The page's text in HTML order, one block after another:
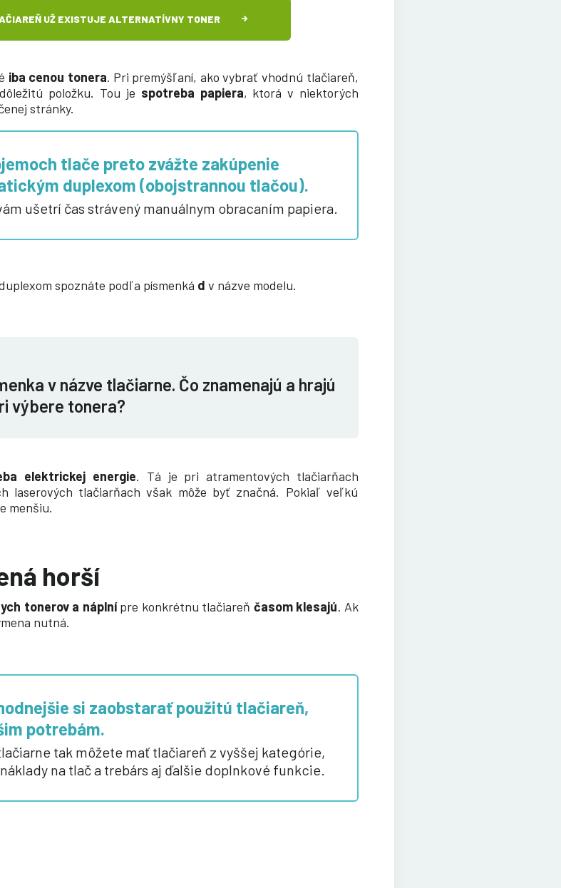
UŽ EXISTUJE ALTERNATÍVNY TONER
iba cenou tonera. Pri premýšľaní, ako vybrať vhodnú tlačiareň,
položku. Tou je spotreba papiera, ktorá v niektorých
stránky.
tlače preto zvážte zakúpenie
duplexom (obojstrannou tlačou).
ušetrí čas strávený manuálnym obracaním papiera.
spoznáte podľa písmenká d v názve modelu.
v názve tlačiarne. Čo znamenajú a hrajú
výbere tonera?
elektrickej energie. Tá je pri atramentových tlačiarňach
laserových tlačiarňach však môže byť značná. Pokiaľ veľkú
menšiu.
horší
tonerov a náplnípre konkrétnu tlačiareň časom klesajú. Ak
nutná.
si zaobstarať použitú tlačiareň,
potrebám.
tak môžete mať tlačiareň z vyššej kategórie,
na tlač a trebárs aj ďalšie doplnkové funkcie.